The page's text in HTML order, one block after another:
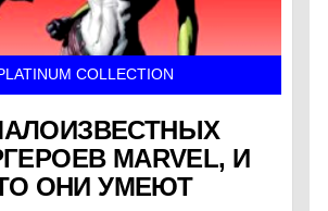
COLLECTION
MARVEL, И
ОНИ УМЕЮТ